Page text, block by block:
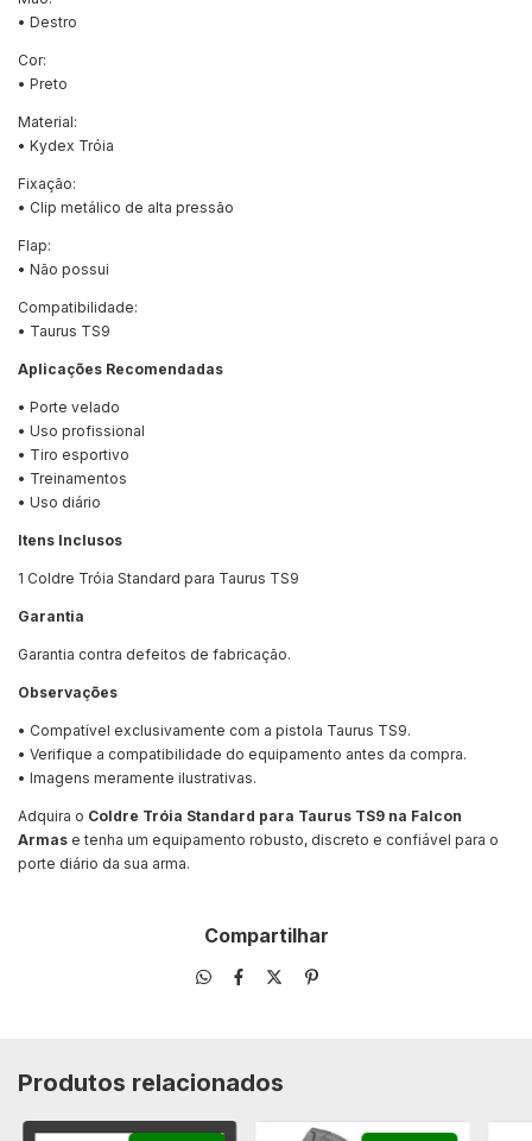
• Destro
Cor:
• Preto
Material:
• Kydex Tróia
Fixação:
• Clip metálico de alta pressão
Flap:
• Não possui
Compatibilidade:
• Taurus TS9
Aplicações Recomendadas
• Porte velado
• Uso profissional
• Tiro esportivo
• Treinamentos
• Uso diário
Itens Inclusos
1 Coldre Tróia Standard para Taurus TS9
Garantia
Garantia contra defeitos de fabricação.
Observações
• Compatível exclusivamente com a pistola Taurus TS9.
• Verifique a compatibilidade do equipamento antes da compra.
• Imagens meramente ilustrativas.
Adquira o Coldre Tróia Standard para Taurus TS9 na Falcon
Armas e tenha um equipamento robusto, discreto e confiável para o
porte diário da sua arma.
Compartilhar
Produtos relacionados